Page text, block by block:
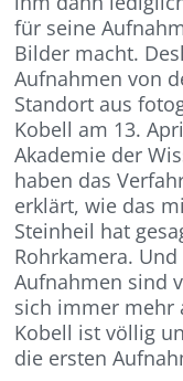
für seine
Bilder macht.
Aufnahmen von
Standort aus
Kobell am 13.
Akademie der
haben das
erklärt, wie das
Steinheil hat
Rohrkamera.
Aufnahmen sind
sich immer mehr
Kobell ist völlig
die ersten